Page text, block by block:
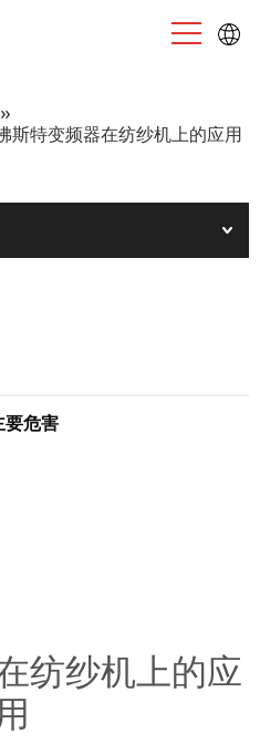
中文
»
斯特变频器在纺纱机上的应用
要危害
纺纱机上的应